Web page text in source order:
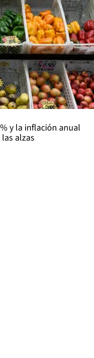
y la inflación anual
alzas